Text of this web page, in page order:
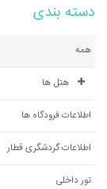
دسته بندی
همه
هتل ها
اطلاعات فرودگاه ها
اطلاعات گردشگری قطار
تور داخلی